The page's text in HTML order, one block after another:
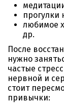
прогулки
любимое
др.
После
нужно
частые
нервной и
стоит
привычки: